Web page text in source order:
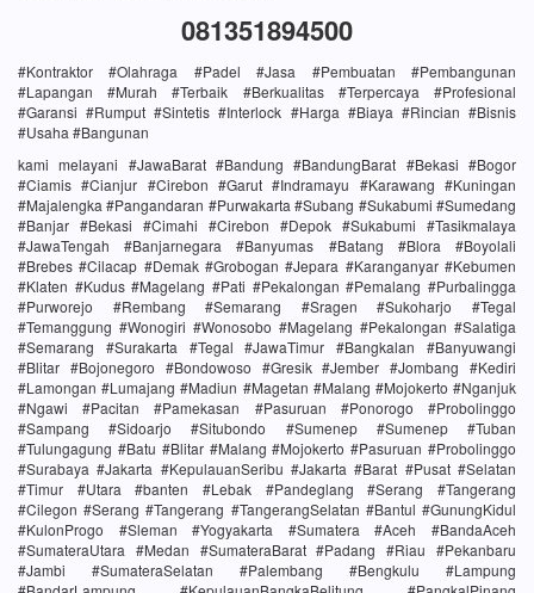
081351894500
#Kontraktor #Olahraga #Padel #Jasa #Pembuatan #Pembangunan
#Lapangan #Murah #Terbaik #Berkualitas #Terpercaya #Profesional
#Garansi #Rumput #Sintetis #Interlock #Harga #Biaya #Rincian #Bisnis
#Usaha #Bangunan
kami melayani #JawaBarat #Bandung #BandungBarat #Bekasi #Bogor
#Ciamis #Cianjur #Cirebon #Garut #Indramayu #Karawang #Kuningan
#Majalengka #Pangandaran #Purwakarta #Subang #Sukabumi #Sumedang
#Banjar #Bekasi #Cimahi #Cirebon #Depok #Sukabumi #Tasikmalaya
#JawaTengah #Banjarnegara #Banyumas #Batang #Blora #Boyolali
#Brebes #Cilacap #Demak #Grobogan #Jepara #Karanganyar #Kebumen
#Klaten #Kudus #Magelang #Pati #Pekalongan #Pemalang #Purbalingga
#Purworejo #Rembang #Semarang #Sragen #Sukoharjo #Tegal
#Temanggung #Wonogiri #Wonosobo #Magelang #Pekalongan #Salatiga
#Semarang #Surakarta #Tegal #JawaTimur #Bangkalan #Banyuwangi
#Blitar #Bojonegoro #Bondowoso #Gresik #Jember #Jombang #Kediri
#Lamongan #Lumajang #Madiun #Magetan #Malang #Mojokerto #Nganjuk
#Ngawi #Pacitan #Pamekasan #Pasuruan #Ponorogo #Probolinggo
#Sampang #Sidoarjo #Situbondo #Sumenep #Sumenep #Tuban
#Tulungagung #Batu #Blitar #Malang #Mojokerto #Pasuruan #Probolinggo
#Surabaya #Jakarta #KepulauanSeribu #Jakarta #Barat #Pusat #Selatan
#Timur #Utara #banten #Lebak #Pandeglang #Serang #Tangerang
#Cilegon #Serang #Tangerang #TangerangSelatan #Bantul #GunungKidul
#KulonProgo #Sleman #Yogyakarta #Sumatera #Aceh #BandaAceh
#SumateraUtara #Medan #SumateraBarat #Padang #Riau #Pekanbaru
#Jambi #SumateraSelatan #Palembang #Bengkulu #Lampung